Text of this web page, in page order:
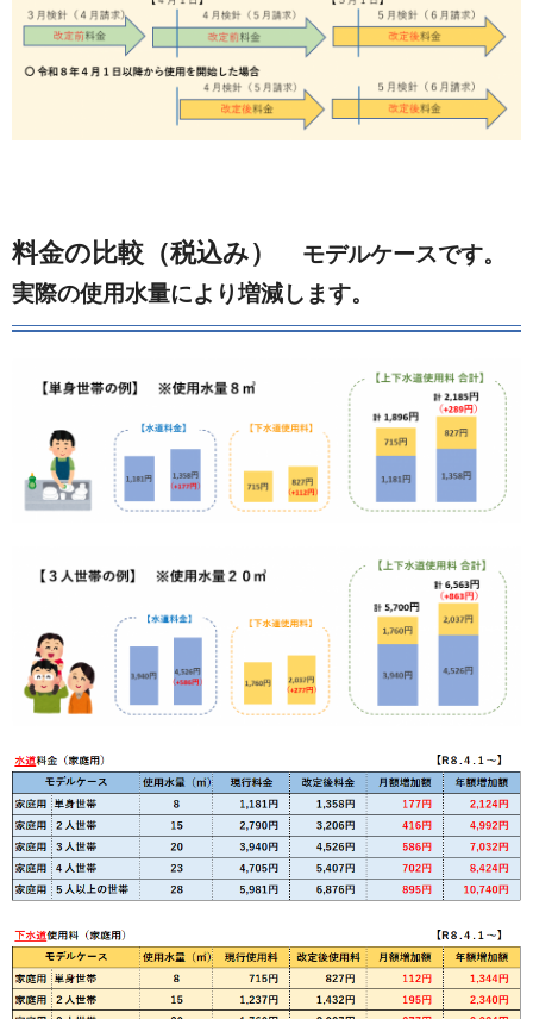
料金の比較（税込み）
モデルケースです。
実際の使用水量により増減します。